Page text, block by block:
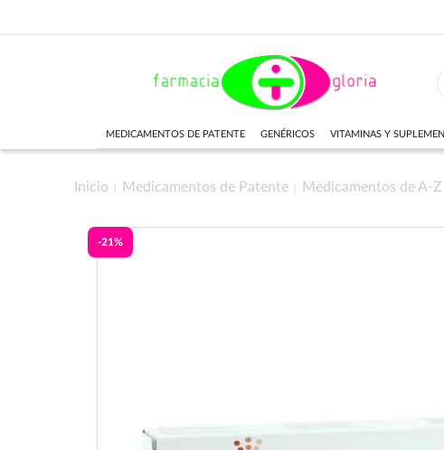
MEDICAMENTOS DE PATENTE GENÉRICOS VITAMINAS Y
Inicio Medicamentos de Patente Medicamentos de A-Z
-21%